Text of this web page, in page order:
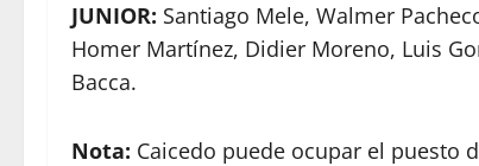
JUNIOR: Santiago Mele, Walmer
Homer Martínez, Didier Moreno, Luis
Bacca.
Nota: Caicedo puede ocupar el puesto